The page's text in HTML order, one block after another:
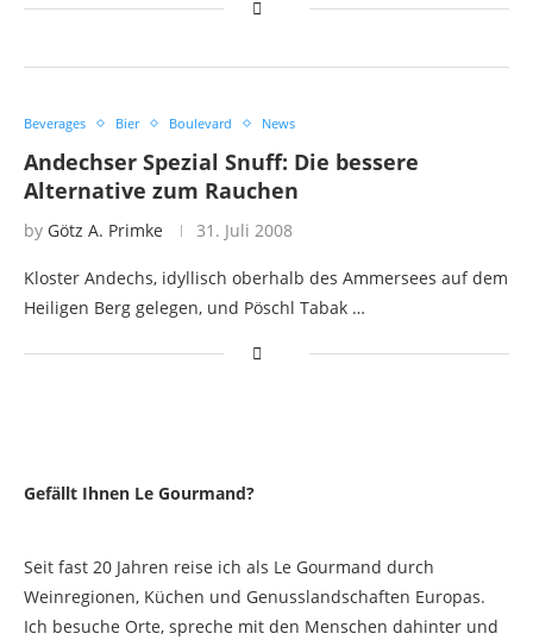
Beverages Bier Boulevard News
Andechser Spezial Snuff: Die bessere
Alternative zum Rauchen
by Götz A. Primke 31. Juli 2008
Kloster Andechs, idyllisch oberhalb des Ammersees auf dem
Heiligen Berg gelegen, und Pöschl Tabak …
Gefällt Ihnen Le Gourmand?
Seit fast 20 Jahren reise ich als Le Gourmand durch
Weinregionen, Küchen und Genusslandschaften Europas.
Ich besuche Orte, spreche mit den Menschen dahinter und